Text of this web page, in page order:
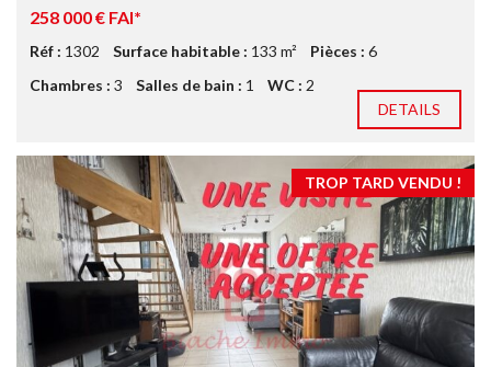
258 000 € FAI*
Réf : 1302 Surface habitable : 133 m² Pièces : 6
Chambres : 3 Salles de bain : 1 WC : 2
DETAILS
TROP TARD VENDU !